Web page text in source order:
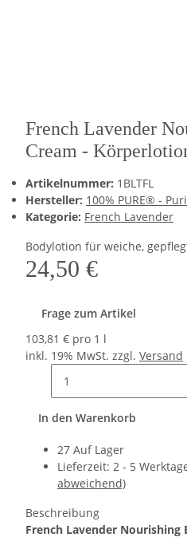
French Lavender
Cream -
Artikelnummer: 1BLTFL
Hersteller: 100% PURE® -
Kategorie: French Lavender
Bodylotion für weiche,
24,50 €
Frage zum Artikel
103,81 € pro 1 l
inkl. 19% MwSt. zzgl. Versand
In den Warenkorb
27 Auf Lager
Lieferzeit: 2 - 5
abweichend)
Beschreibung
French Lavender Nourishing